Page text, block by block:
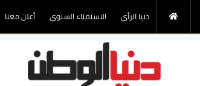
دنيا الرأي الاستفتاء السنوي أعلن معنا